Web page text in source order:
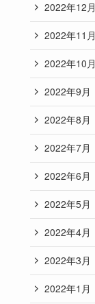
2022年12月
2022年11月
2022年10月
2022年9月
2022年8月
2022年7月
2022年6月
2022年5月
2022年4月
2022年3月
2022年1月